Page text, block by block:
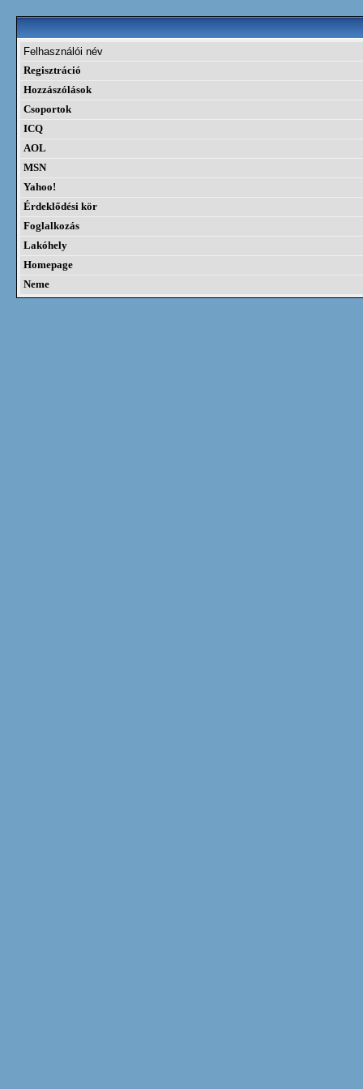
Felhasználói név
Regisztráció
Hozzászólások
Csoportok
ICQ
AOL
MSN
Yahoo!
Érdeklődési kör
Foglalkozás
Lakóhely
Homepage
Neme